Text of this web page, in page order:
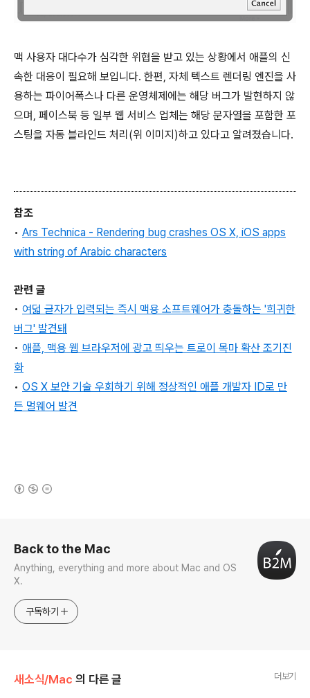
맥 사용자 대다수가 심각한 위협을 받고 있는 상황에서 애플의 신
속한 대응이 필요해 보입니다. 한편, 자체 텍스트 렌더링 엔진을 사
용하는 파이어폭스나 다른 운영체제에는 해당 버그가 발현하지 않
으며, 페이스북 등 일부 웹 서비스 업체는 해당 문자열을 포함한 포
스팅을 자동 블라인드 처리(위 이미지)하고 있다고 알려졌습니다.
참조
• Ars Technica - Rendering bug crashes OS X, iOS apps
with string of Arabic characters
관련 글
• 여덟 글자가 입력되는 즉시 맥용 소프트웨어가 충돌하는 '희귀한
버그' 발견돼
• 애플, 맥용 웹 브라우저에 광고 띄우는 트로이 목마 확산 조기진
화
• OS X 보안 기술 우회하기 위해 정상적인 애플 개발자 ID로 만
든 멀웨어 발견
Back to the Mac
Anything, everything and more about Mac and OS
X.
구독하기
새소식/Mac 의 다른 글 더보기